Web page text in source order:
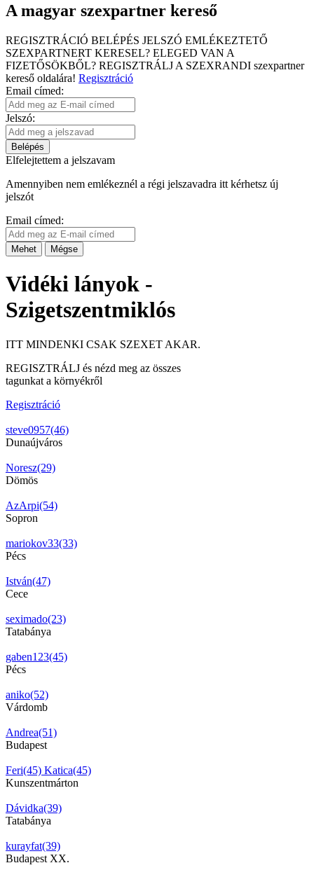
A magyar szexpartner kereső
REGISZTRÁCIÓ BELÉPÉS JELSZÓ EMLÉKEZTETŐ
SZEXPARTNERT KERESEL? ELEGED VAN A
FIZETŐSÖKBŐL? REGISZTRÁLJ A SZEXRANDI szexpartner
kereső oldalára! Regisztráció
Email címed:
Jelszó:
Belépés
Elfelejtettem a jelszavam
Amennyiben nem emlékeznél a régi jelszavadra itt kérhetsz új
jelszót
Email címed:
Mehet Mégse
Vidéki lányok -
Szigetszentmiklós
ITT MINDENKI CSAK SZEXET AKAR.
REGISZTRÁLJ és nézd meg az összes
tagunkat a környékről
Regisztráció
steve0957(46)
Dunaújváros
Noresz(29)
Dömös
AzArpi(54)
Sopron
mariokov33(33)
Pécs
István(47)
Cece
seximado(23)
Tatabánya
gaben123(45)
Pécs
aniko(52)
Várdomb
Andrea(51)
Budapest
Feri(45) Katica(45)
Kunszentmárton
Dávidka(39)
Tatabánya
kurayfat(39)
Budapest XX.